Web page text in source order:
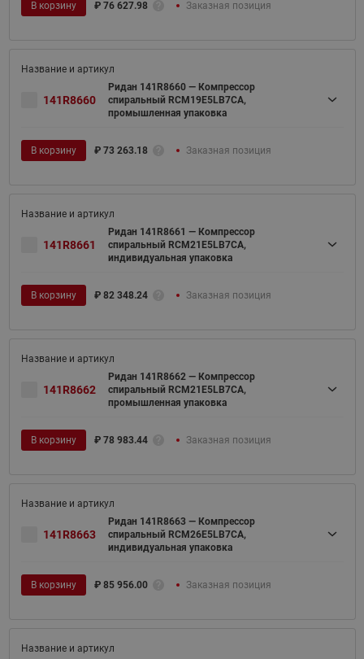
В корзину ₽ 76 627.98 Заказная позиция
141R8660
Ридан 141R8660 — Компрессор
спиральный RCM19E5LB7CA,
промышленная упаковка
В корзину ₽ 73 263.18 Заказная позиция
141R8661
Ридан 141R8661 — Компрессор
спиральный RCM21E5LB7CA,
индивидуальная упаковка
В корзину ₽ 82 348.24 Заказная позиция
141R8662
Ридан 141R8662 — Компрессор
спиральный RCM21E5LB7CA,
промышленная упаковка
В корзину ₽ 78 983.44 Заказная позиция
141R8663
Ридан 141R8663 — Компрессор
спиральный RCM26E5LB7CA,
индивидуальная упаковка
В корзину ₽ 85 956.00 Заказная позиция